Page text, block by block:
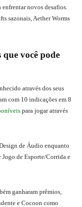
novos desafios.
sazonais, Aether Worms
que você pode
através dos seus
com 10 indicações em 8
para jogar através
de Áudio enquanto
de Esporte/Corrida e
ganharam prêmios,
e Cocoon como